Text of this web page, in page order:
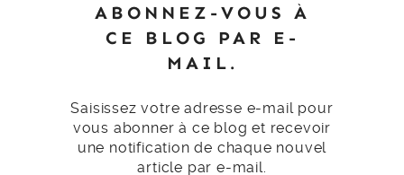
ABONNEZ-VOUS À
CE BLOG PAR E-
MAIL.
Saisissez votre adresse e-mail pour
vous abonner à ce blog et recevoir
une notification de chaque nouvel
article par e-mail.